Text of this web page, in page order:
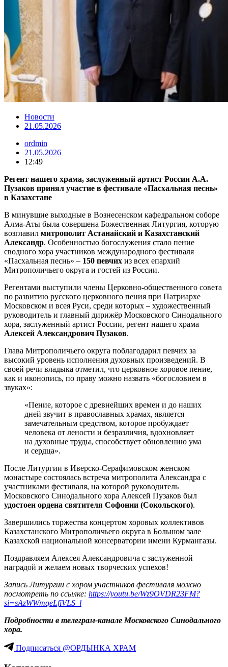
Новости
21.05.2026
ordmin
21.05.2026
12:49
Регент нашего храма, заслуженный артист России А.А.
Пузаков принял участие в фестивале «Пасхальная песнь»
в Казахстане
В минувшие выходные в Вознесенском кафедральном соборе
Алма-Аты была совершена Божественная Литургия, которую
возглавил митрополит Астанайский и Казахстанский
Александр. Особенностью богослужения стало пение
сводного хора участников международного фестиваля
«Пасхальная песнь» – 150 певчих из всех епархий
Митрополичьего округа и гостей из России.
Регентами выступили члены Церковно-общественного совета
по развитию русского церковного пения при Патриархе
Московском и всея Руси, среди которых – художественный
руководитель и главный дирижёр Московского Синодального
хора, заслуженный артист России, регент нашего храма
Алексей Александрович Пузаков.
Глава Митрополичьего округа поблагодарил певчих за
высокий уровень исполнения духовных произведений. В
своей речи владыка отметил, что церковное хоровое пение,
как и иконопись, по праву можно назвать «богословием в
звуках»:
«Пение, которое с древнейших времен и до наших
дней звучит в православных храмах, является
замечательным средством, которое пробуждает
человека от лености и безразличия, вдохновляет
на духовные труды, способствует обновлению ума
и сердца».
После Литургии в Иверско-Серафимовском женском
монастыре состоялась встреча митрополита Александра с
участниками фестиваля, на которой руководитель
Московского Синодального хора Алексей Пузаков был
удостоен ордена святителя Софонии (Сокольского).
Завершились торжества концертом хоровых коллективов
Казахстанского Митрополичьего округа в Большом зале
Казахской национальной консерватории имени Курмангазы.
Поздравляем Алексея Александровича с заслуженной
наградой и желаем новых творческих успехов!
Запись Литургии с хором участников фестиваля можно
посмотреть по ссылке: https://youtu.be/Wz9OVDR23FM?
si=sAzWWmqeLfiVLS_l
Подробности в телеграм-канале Московского Синодального
хора.
Подписаться @ОРДЫНКА ХРАМ